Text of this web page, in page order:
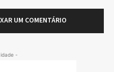
UM COMENTÁRIO
-